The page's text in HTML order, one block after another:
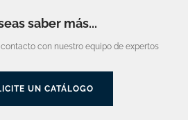
saber más...
con nuestro equipo de expertos
UN CATÁLOGO